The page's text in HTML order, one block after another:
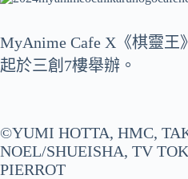
MyAnime Cafe X《棋靈王
起於三創7樓舉辦。
©YUMI HOTTA, HMC,
NOEL/SHUEISHA, TV
PIERROT